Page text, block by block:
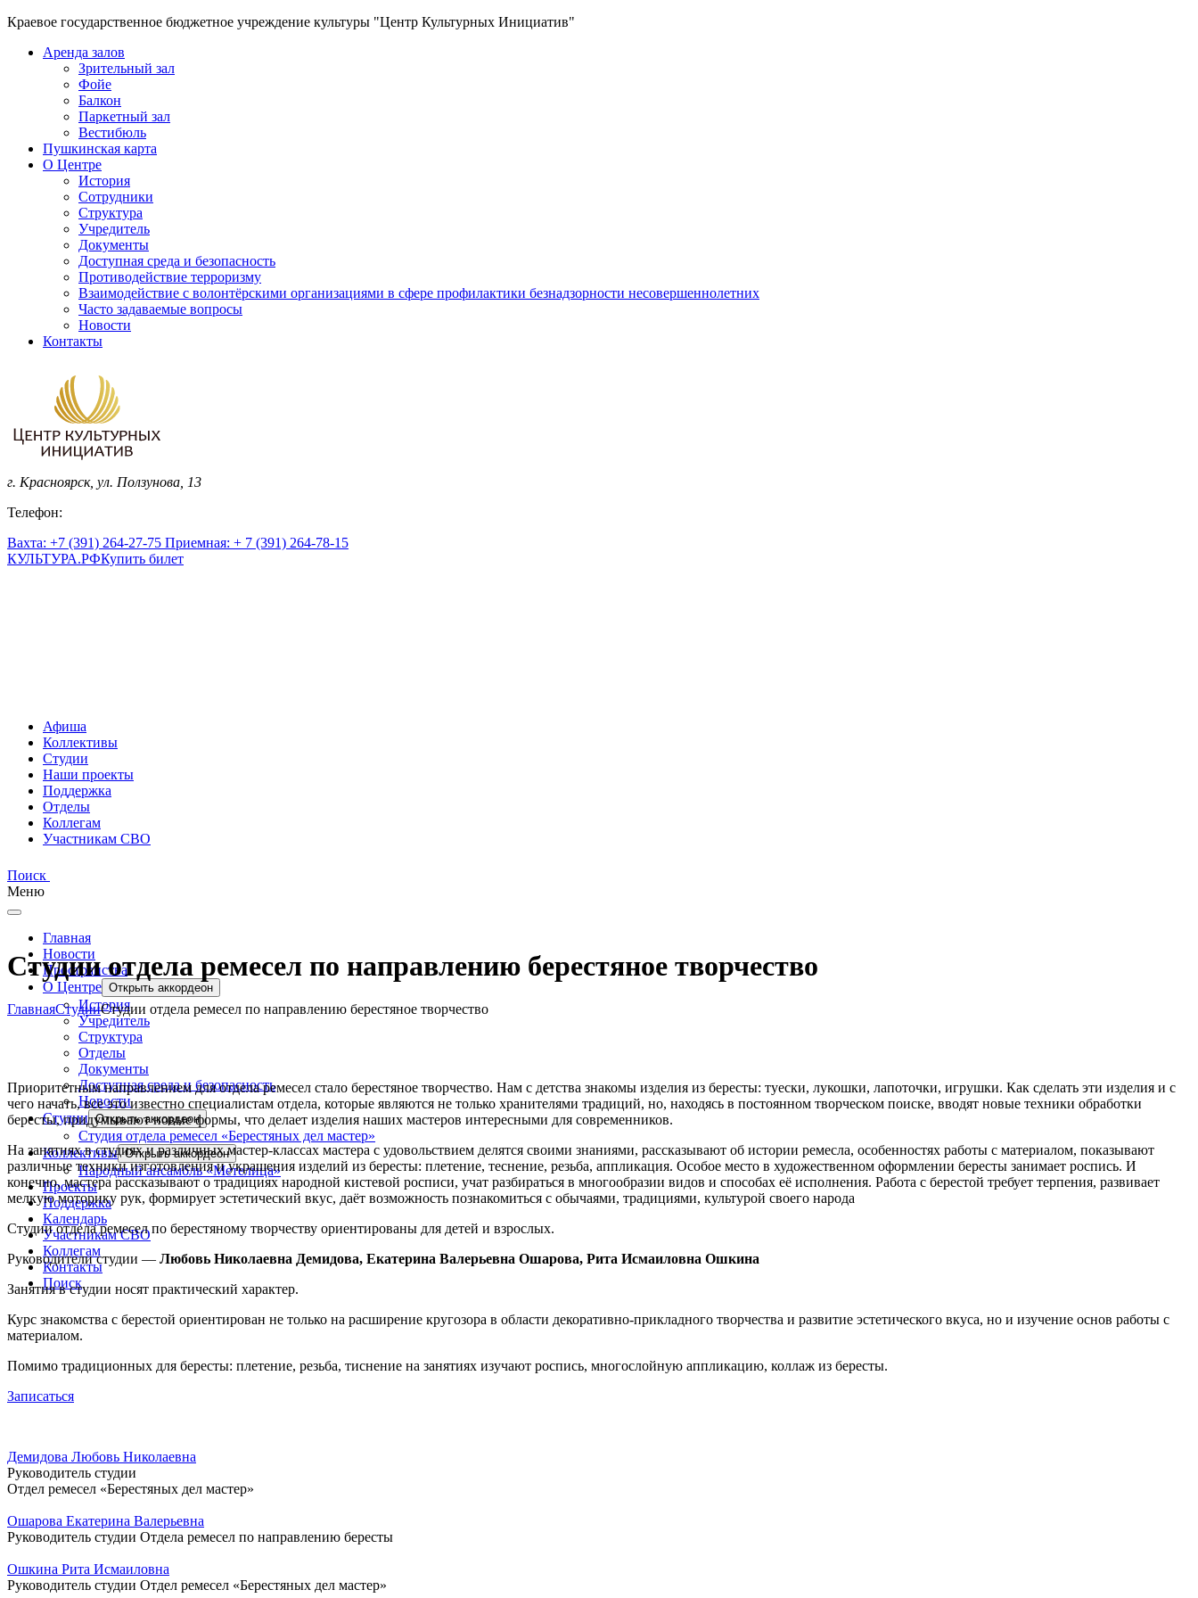
Краевое государственное бюджетное учреждение культуры "Центр Культурных Инициатив"
Аренда залов
Зрительный зал
Фойе
Балкон
Паркетный зал
Вестибюль
Пушкинская карта
О Центре
История
Сотрудники
Структура
Учредитель
Документы
Доступная среда и безопасность
Противодействие терроризму
Взаимодействие с волонтёрскими организациями в сфере профилактики безнадзорности несовершеннолетних
Часто задаваемые вопросы
Новости
Контакты
г. Красноярск, ул. Ползунова, 13
Телефон:
Вахта: +7 (391) 264-27-75 Приемная: + 7 (391) 264-78-15
КУЛЬТУРА.РФКупить билет
Афиша
Коллективы
Студии
Наши проекты
Поддержка
Отделы
Коллегам
Участникам СВО
Поиск
Меню
Главная
Новости
Пространства
О Центре Открыть аккордеон
История
Учредитель
Структура
Отделы
Документы
Доступная среда и безопасность
Новости
Студии Открыть аккордеон
Студия отдела ремесел «Берестяных дел мастер»
Коллективы Открыть аккордеон
Народный ансамбль «Метелица»
Проекты
Поддержка
Календарь
Участникам СВО
Коллегам
Контакты
Поиск
Студии отдела ремесел по направлению берестяное творчество
ГлавнаяСтудииСтудии отдела ремесел по направлению берестяное творчество
Приоритетным направлением для отдела ремесел стало берестяное творчество. Нам с детства знакомы изделия из бересты: туески, лукошки, лапоточки, игрушки. Как сделать эти изделия и с
чего начать, все это известно специалистам отдела, которые являются не только хранителями традиций, но, находясь в постоянном творческом поиске, вводят новые техники обработки
бересты, придумывают новые формы, что делает изделия наших мастеров интересными для современников.
На занятиях в студиях и различных мастер-классах мастера с удовольствием делятся своими знаниями, рассказывают об истории ремесла, особенностях работы с материалом, показывают
различные техники изготовления и украшения изделий из бересты: плетение, теснение, резьба, аппликация. Особое место в художественном оформлении бересты занимает роспись. И
конечно, мастера рассказывают о традициях народной кистевой росписи, учат разбираться в многообразии видов и способах её исполнения. Работа с берестой требует терпения, развивает
мелкую моторику рук, формирует эстетический вкус, даёт возможность познакомиться с обычаями, традициями, культурой своего народа
Студии отдела ремесел по берестяному творчеству ориентированы для детей и взрослых.
Руководители студии — Любовь Николаевна Демидова, Екатерина Валерьевна Ошарова, Рита Исмаиловна Ошкина
Занятия в студии носят практический характер.
Курс знакомства с берестой ориентирован не только на расширение кругозора в области декоративно-прикладного творчества и развитие эстетического вкуса, но и изучение основ работы с
материалом.
Помимо традиционных для бересты: плетение, резьба, тиснение на занятиях изучают роспись, многослойную аппликацию, коллаж из бересты.
Записаться
Демидова Любовь Николаевна
Руководитель студии
Отдел ремесел «Берестяных дел мастер»
Ошарова Екатерина Валерьевна
Руководитель студии Отдела ремесел по направлению бересты
Ошкина Рита Исмаиловна
Руководитель студии Отдел ремесел «Берестяных дел мастер»